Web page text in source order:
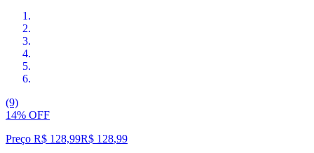
(9)
14% OFF
Preço R$ 128,99R$ 128,99